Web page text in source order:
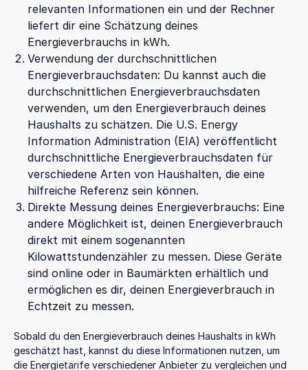
relevanten Informationen ein und der Rechner
liefert dir eine Schätzung deines
Energieverbrauchs in kWh.
Verwendung der durchschnittlichen
Energieverbrauchsdaten: Du kannst auch die
durchschnittlichen Energieverbrauchsdaten
verwenden, um den Energieverbrauch deines
Haushalts zu schätzen. Die U.S. Energy
Information Administration (EIA) veröffentlicht
durchschnittliche Energieverbrauchsdaten für
verschiedene Arten von Haushalten, die eine
hilfreiche Referenz sein können.
Direkte Messung deines Energieverbrauchs: Eine
andere Möglichkeit ist, deinen Energieverbrauch
direkt mit einem sogenannten
Kilowattstundenzähler zu messen. Diese Geräte
sind online oder in Baumärkten erhältlich und
ermöglichen es dir, deinen Energieverbrauch in
Echtzeit zu messen.
Sobald du den Energieverbrauch deines Haushalts in kWh
geschätzt hast, kannst du diese Informationen nutzen, um
die Energietarife verschiedener Anbieter zu vergleichen und